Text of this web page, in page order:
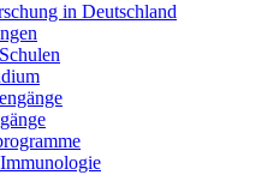
in Deutschland